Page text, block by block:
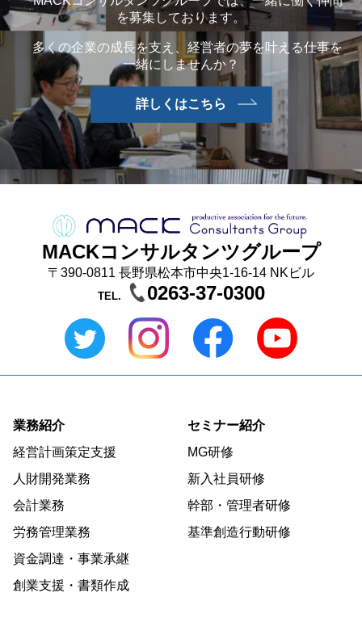
を募集しております。
多くの企業の成長を支え、経営者の夢を叶える仕事を
一緒にしませんか？
詳しくはこちら
MACKコンサルタンツグループ
〒390-0811 長野県松本市中央1-16-14 NKビル
TEL. 0263-37-0300
業務紹介
経営計画策定支援
人財開発業務
会計業務
労務管理業務
資金調達・事業承継
創業支援・書類作成
セミナー紹介
MG研修
新入社員研修
幹部・管理者研修
基準創造行動研修